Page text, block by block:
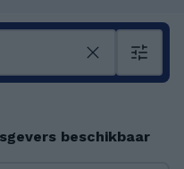
beschikbaar